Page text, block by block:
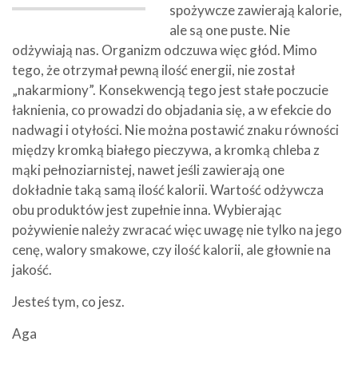
spożywcze zawierają kalorie,
ale są one puste. Nie
odżywiają nas. Organizm odczuwa więc głód. Mimo
tego, że otrzymał pewną ilość energii, nie został
„nakarmiony”. Konsekwencją tego jest stałe poczucie
łaknienia, co prowadzi do objadania się, a w efekcie do
nadwagi i otyłości. Nie można postawić znaku równości
między kromką białego pieczywa, a kromką chleba z
mąki pełnoziarnistej, nawet jeśli zawierają one
dokładnie taką samą ilość kalorii. Wartość odżywcza
obu produktów jest zupełnie inna. Wybierając
pożywienie należy zwracać więc uwagę nie tylko na jego
cenę, walory smakowe, czy ilość kalorii, ale głownie na
jakość.
Jesteś tym, co jesz.
Aga